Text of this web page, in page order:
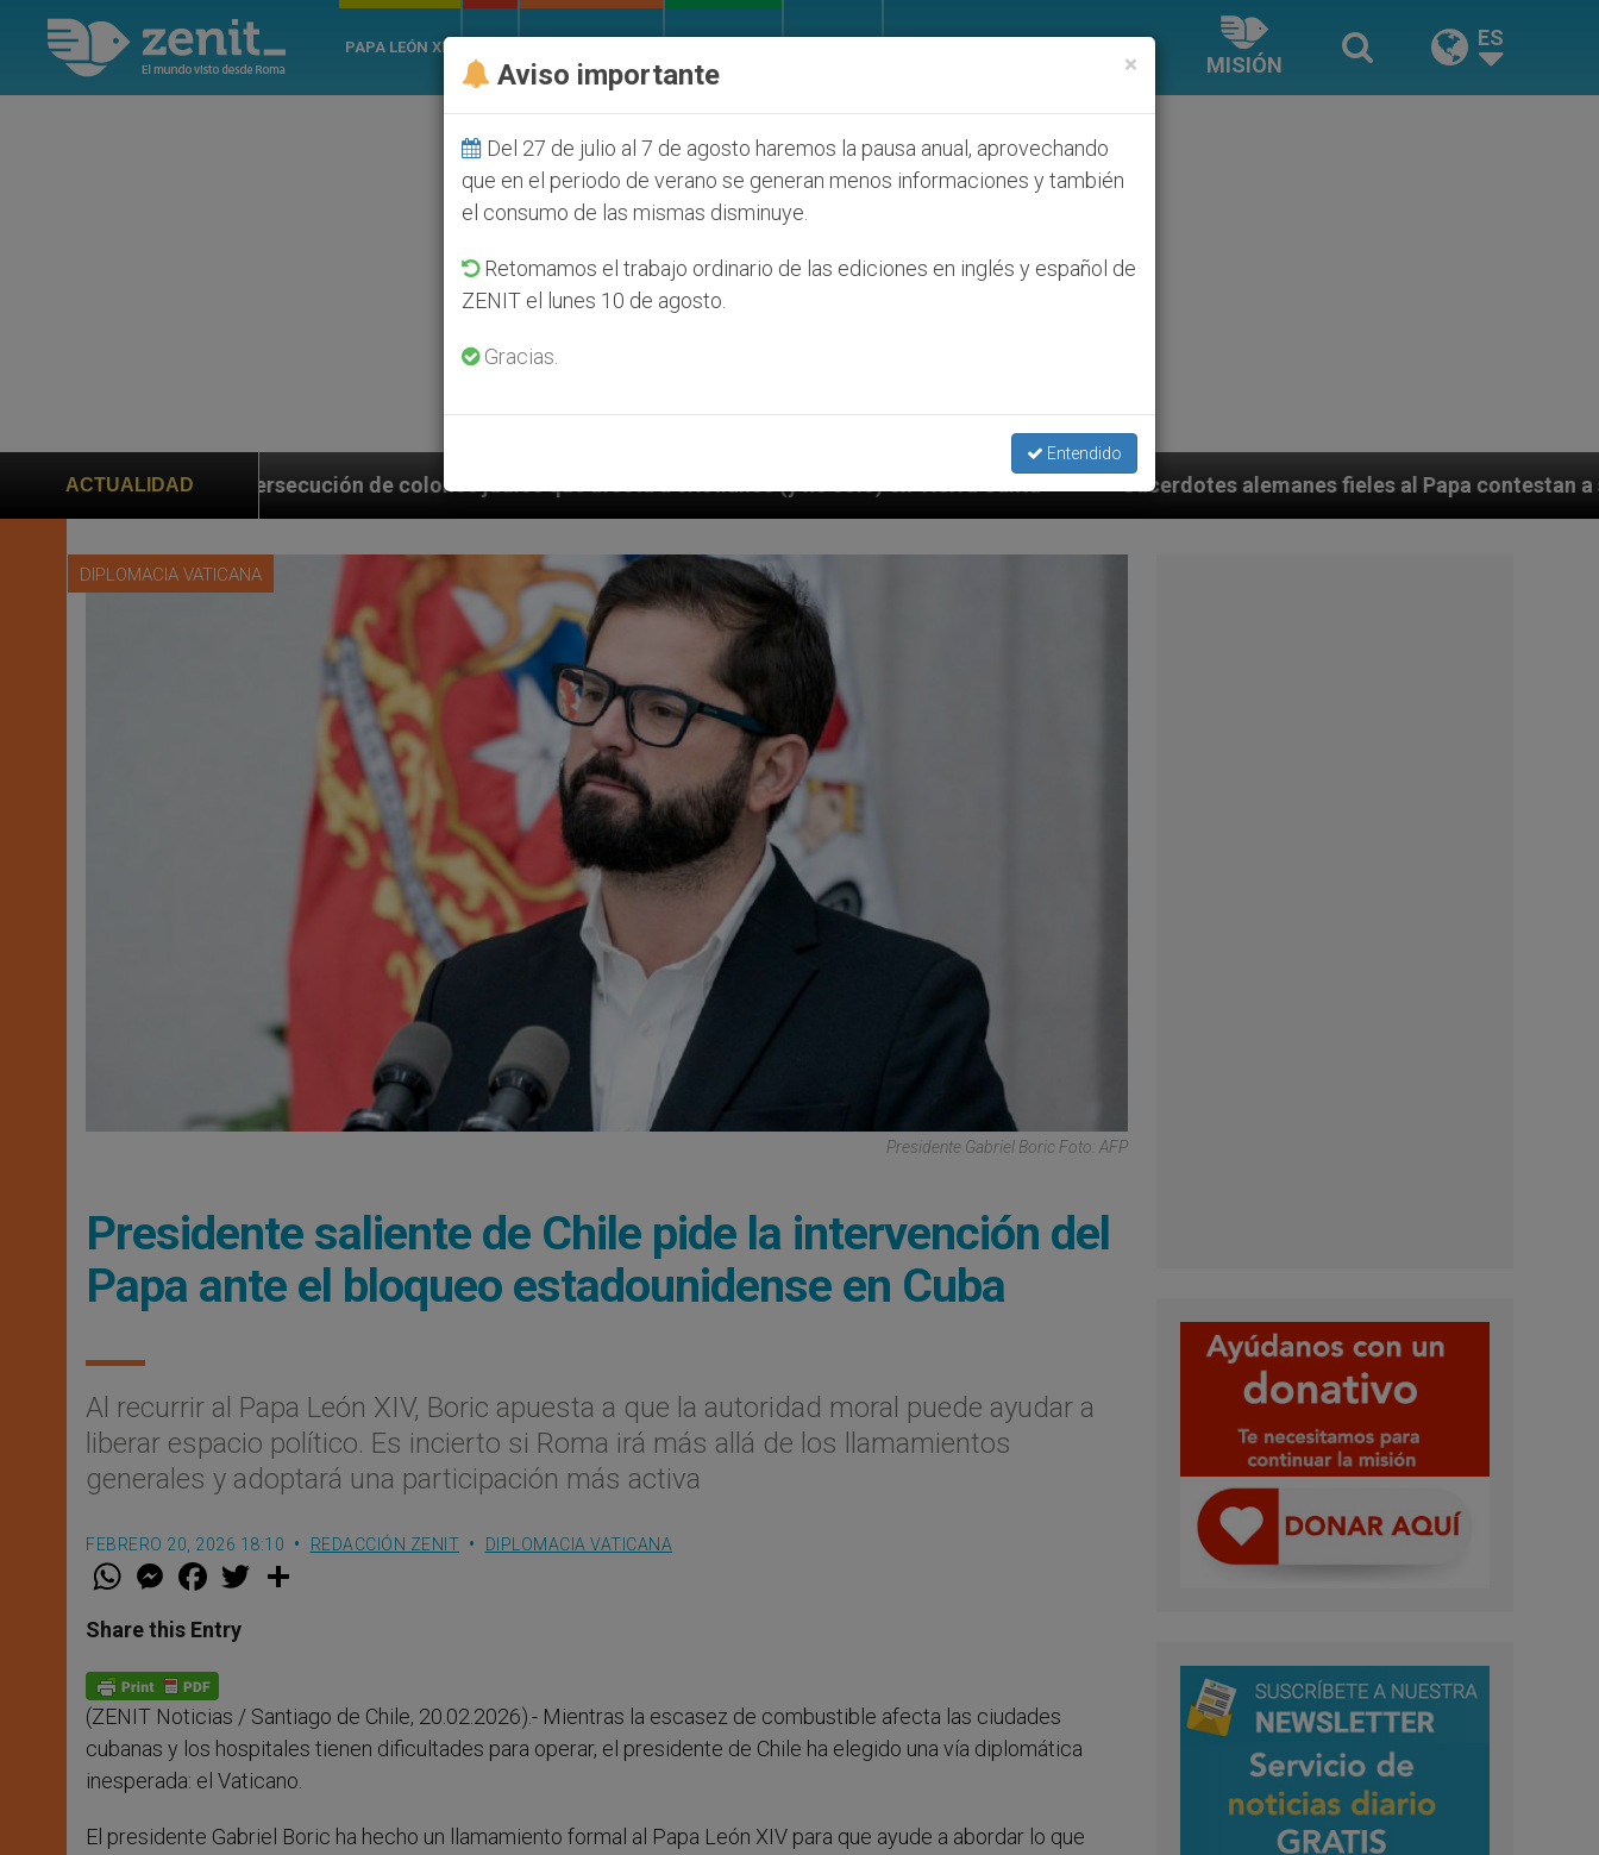
PAPA LEÓN XIV
MISIÓN
ES
ACTUALIDAD
de colonos judíos que afecta a cristianos (y no sólo) en Tierra Santa Sacerdotes alemanes fieles al Papa contestan a su propio obispo (y
DIPLOMACIA VATICANA
Presidente Gabriel Boric Foto: AFP
Presidente saliente de Chile pide la intervención del
Papa ante el bloqueo estadounidense en Cuba
Al recurrir al Papa León XIV, Boric apuesta a que la autoridad moral puede ayudar a
liberar espacio político. Es incierto si Roma irá más allá de los llamamientos
generales y adoptará una participación más activa
FEBRERO 20, 2026 18:10 REDACCIÓN ZENIT DIPLOMACIA VATICANA
W
t
s
p
p
M
e
s
e
g
e
r
F
a
e
b
o
k
w
Share this Entry
(ZENIT Noticias / Santiago de Chile, 20.02.2026).- Mientras la escasez de combustible afecta las ciudades
cubanas y los hospitales tienen dificultades para operar, el presidente de Chile ha elegido una vía diplomática
inesperada: el Vaticano.
El presidente Gabriel Boric ha hecho un llamamiento formal al Papa León XIV para que ayude a abordar lo que
×
Aviso importante
Del 27 de julio al 7 de agosto haremos la pausa anual, aprovechando
que en el periodo de verano se generan menos informaciones y también
el consumo de las mismas disminuye.
Retomamos el trabajo ordinario de las ediciones en inglés y español de
ZENIT el lunes 10 de agosto.
Gracias.
Entendido